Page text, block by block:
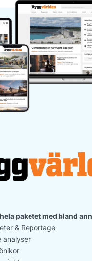
paketet med bland
& Reportage
analyser